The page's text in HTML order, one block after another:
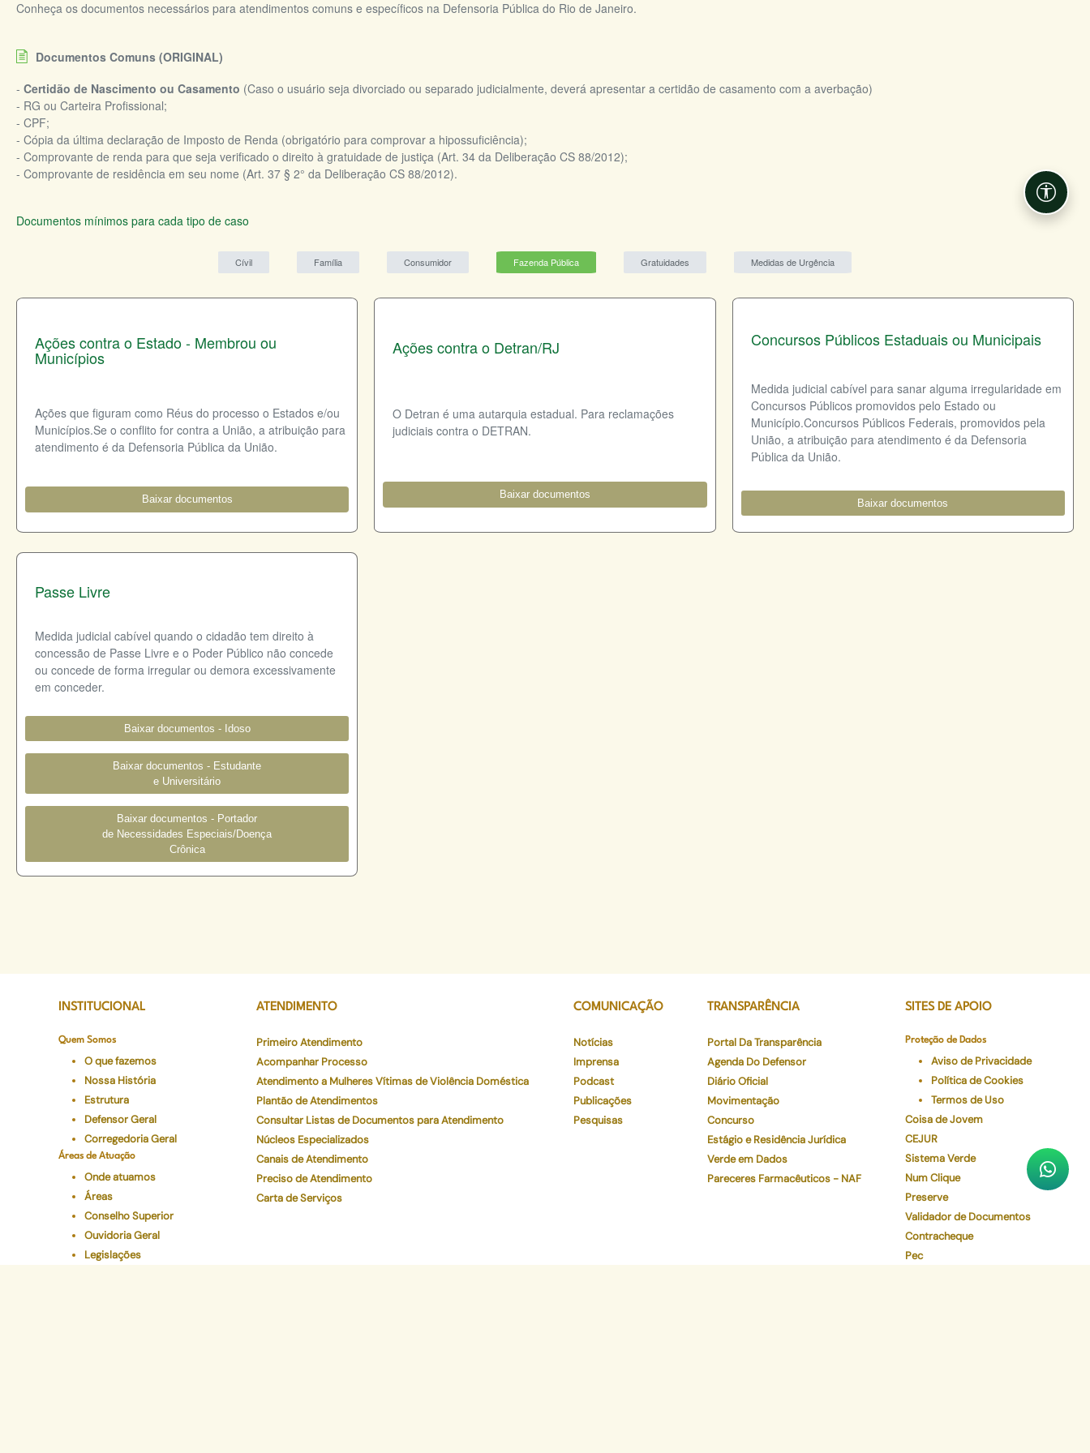
Conheça os documentos necessários para atendimentos comuns e específicos na Defensoria Pública do Rio de Janeiro.
Documentos Comuns (ORIGINAL)
- Certidão de Nascimento ou Casamento (Caso o usuário seja divorciado ou separado judicialmente, deverá apresentar a certidão de casamento com a averbação)
- RG ou Carteira Profissional;
- CPF;
- Cópia da última declaração de Imposto de Renda (obrigatório para comprovar a hipossuficiência);
- Comprovante de renda para que seja verificado o direito à gratuidade de justiça (Art. 34 da Deliberação CS 88/2012);
- Comprovante de residência em seu nome (Art. 37 § 2° da Deliberação CS 88/2012).
Documentos mínimos para cada tipo de caso
Cívil Família Consumidor Fazenda Pública Gratuidades Medidas de Urgência
Ações contra o Estado - Membrou ou
Municípios
Ações que figuram como Réus do processo o Estados e/ou
Municípios.Se o conflito for contra a União, a atribuição para
atendimento é da Defensoria Pública da União.
Baixar documentos
Ações contra o Detran/RJ
O Detran é uma autarquia estadual. Para reclamações
judiciais contra o DETRAN.
Baixar documentos
Concursos Públicos Estaduais ou Municipais
Medida judicial cabível para sanar alguma irregularidade em
Concursos Públicos promovidos pelo Estado ou
Município.Concursos Públicos Federais, promovidos pela
União, a atribuição para atendimento é da Defensoria
Pública da União.
Baixar documentos
Passe Livre
Medida judicial cabível quando o cidadão tem direito à
concessão de Passe Livre e o Poder Público não concede
ou concede de forma irregular ou demora excessivamente
em conceder.
Baixar documentos - Idoso
Baixar documentos - Estudante
e Universitário
Baixar documentos - Portador
de Necessidades Especiais/Doença
Crônica
INSTITUCIONAL
Quem Somos
O que fazemos
Nossa História
Estrutura
Defensor Geral
Corregedoria Geral
Áreas de Atuação
Onde atuamos
Áreas
Conselho Superior
Ouvidoria Geral
Legislações
ATENDIMENTO
Primeiro Atendimento
Acompanhar Processo
Atendimento a Mulheres Vítimas de Violência Doméstica
Plantão de Atendimentos
Consultar Listas de Documentos para Atendimento
Núcleos Especializados
Canais de Atendimento
Preciso de Atendimento
Carta de Serviços
COMUNICAÇÃO
Notícias
Imprensa
Podcast
Publicações
Pesquisas
TRANSPARÊNCIA
Portal Da Transparência
Agenda Do Defensor
Diário Oficial
Movimentação
Concurso
Estágio e Residência Jurídica
Verde em Dados
Pareceres Farmacêuticos - NAF
SITES DE APOIO
Proteção de Dados
Aviso de Privacidade
Política de Cookies
Termos de Uso
Coisa de Jovem
CEJUR
Sistema Verde
Num Clique
Preserve
Validador de Documentos
Contracheque
Pec